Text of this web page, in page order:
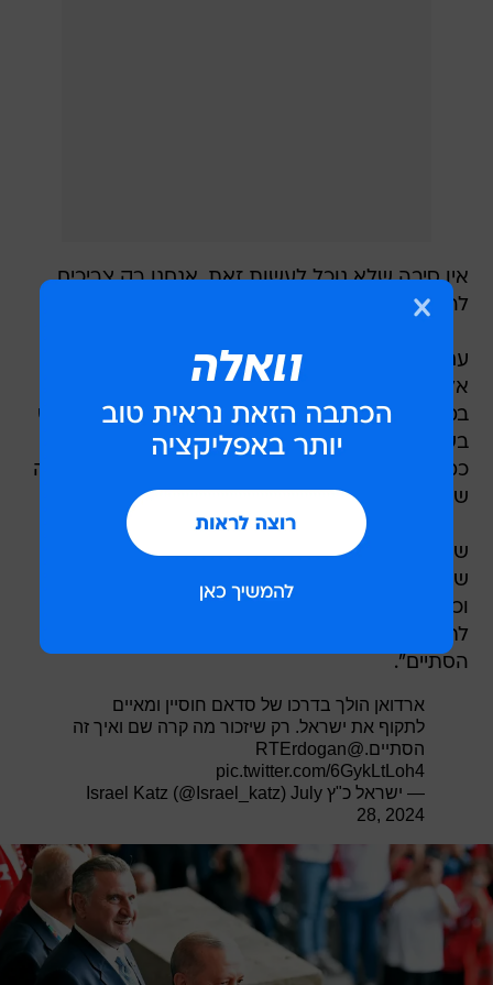
אין סיבה שלא נוכל לעשות זאת. אנחנו רק צריכים
להיות חזקים".
עם זאת, טורקיה לא שלחה כוחות לנגורנו-קרבאך,
אלא סייעה לבעלת בריתה אזרבייג'ן - המצוידת
במיטב הנשק הישראלי - להשתלט על החבל מחדש
בשנה שעברה. כוחות טורקיים אכן נשלחו ללוב לפני
כמה שניים וסייעו לממשלה בטריפולי להדוף מתקפה
של גנרל יריב.
שלו תמונה של הנשיא הטורקי לצד סדאם חוסיין,
וכתב כי "ארדואן הולך בדרכו של חוסיין ומאיים
לתקוף את ישראל, שיזכור מה קרה שם ואיך זה
הסתיים".
ארדואן הולך בדרכו של סדאם חוסיין ומאיים
לתקוף את ישראל. רק שיזכור מה קרה שם ואיך זה
הסתיים.@RTErdogan
pic.twitter.com/6GykLtLoh4
— ישראל כ"ץ Israel Katz (@Israel_katz)July
28, 2024